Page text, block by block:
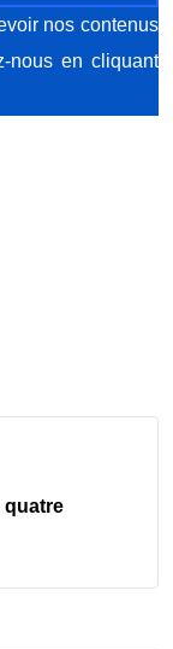
nos contenus
nous en cliquant
quatre